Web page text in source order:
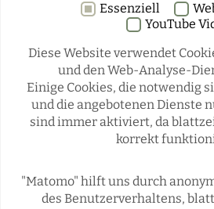
Rubriken
REPORTAGEN
ÜBRIGENS
Essenziell
YouTube
Diese Website verwendet
und den Web-Analyse-
Einige Cookies, die notwendig
und die angebotenen Dienste
sind immer aktiviert, da
korrekt
"Matomo" hilft uns durch
des Benutzerverhaltens,